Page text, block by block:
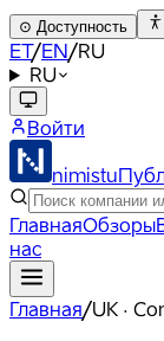
⊙ Доступность
ET/EN/RU
RU
Войти
nimistu
ГлавнаяОбзоры
нас
Главная/UK ·